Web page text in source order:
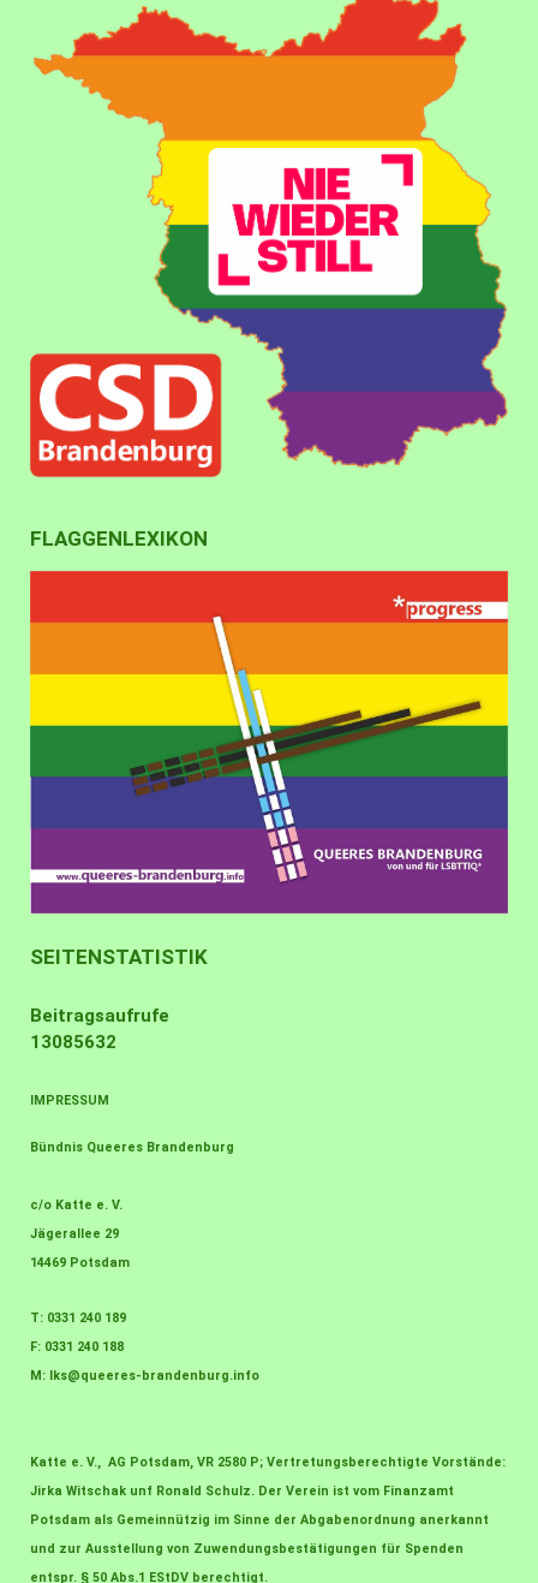
FLAGGENLEXIKON
SEITENSTATISTIK
Beitragsaufrufe
13085632
IMPRESSUM
Bündnis Queeres Brandenburg
c/o Katte e. V.
Jägerallee 29
14469 Potsdam
T: 0331 240 189
F: 0331 240 188
M:
lks@queeres-brandenburg.info
Katte e. V., AG Potsdam, VR 2580 P; Vertretungsberechtigte Vorstände:
Jirka Witschak unf Ronald Schulz. Der Verein ist vom Finanzamt
Potsdam als Gemeinnützig im Sinne der Abgabenordnung anerkannt
und zur Ausstellung von Zuwendungsbestätigungen für Spenden
entspr. § 50 Abs.1 EStDV berechtigt.